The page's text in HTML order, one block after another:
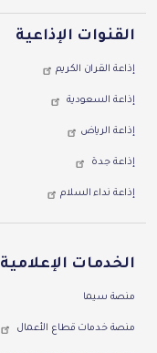
القنوات اﻹذاعية
إذاعة القران الكريم
إذاعة السعودية
إذاعة الرياض
إذاعة جدة
إذاعة نداء السلام
الخدمات الإعلامية
منصة سيما
منصة خدمات قطاع الأعمال